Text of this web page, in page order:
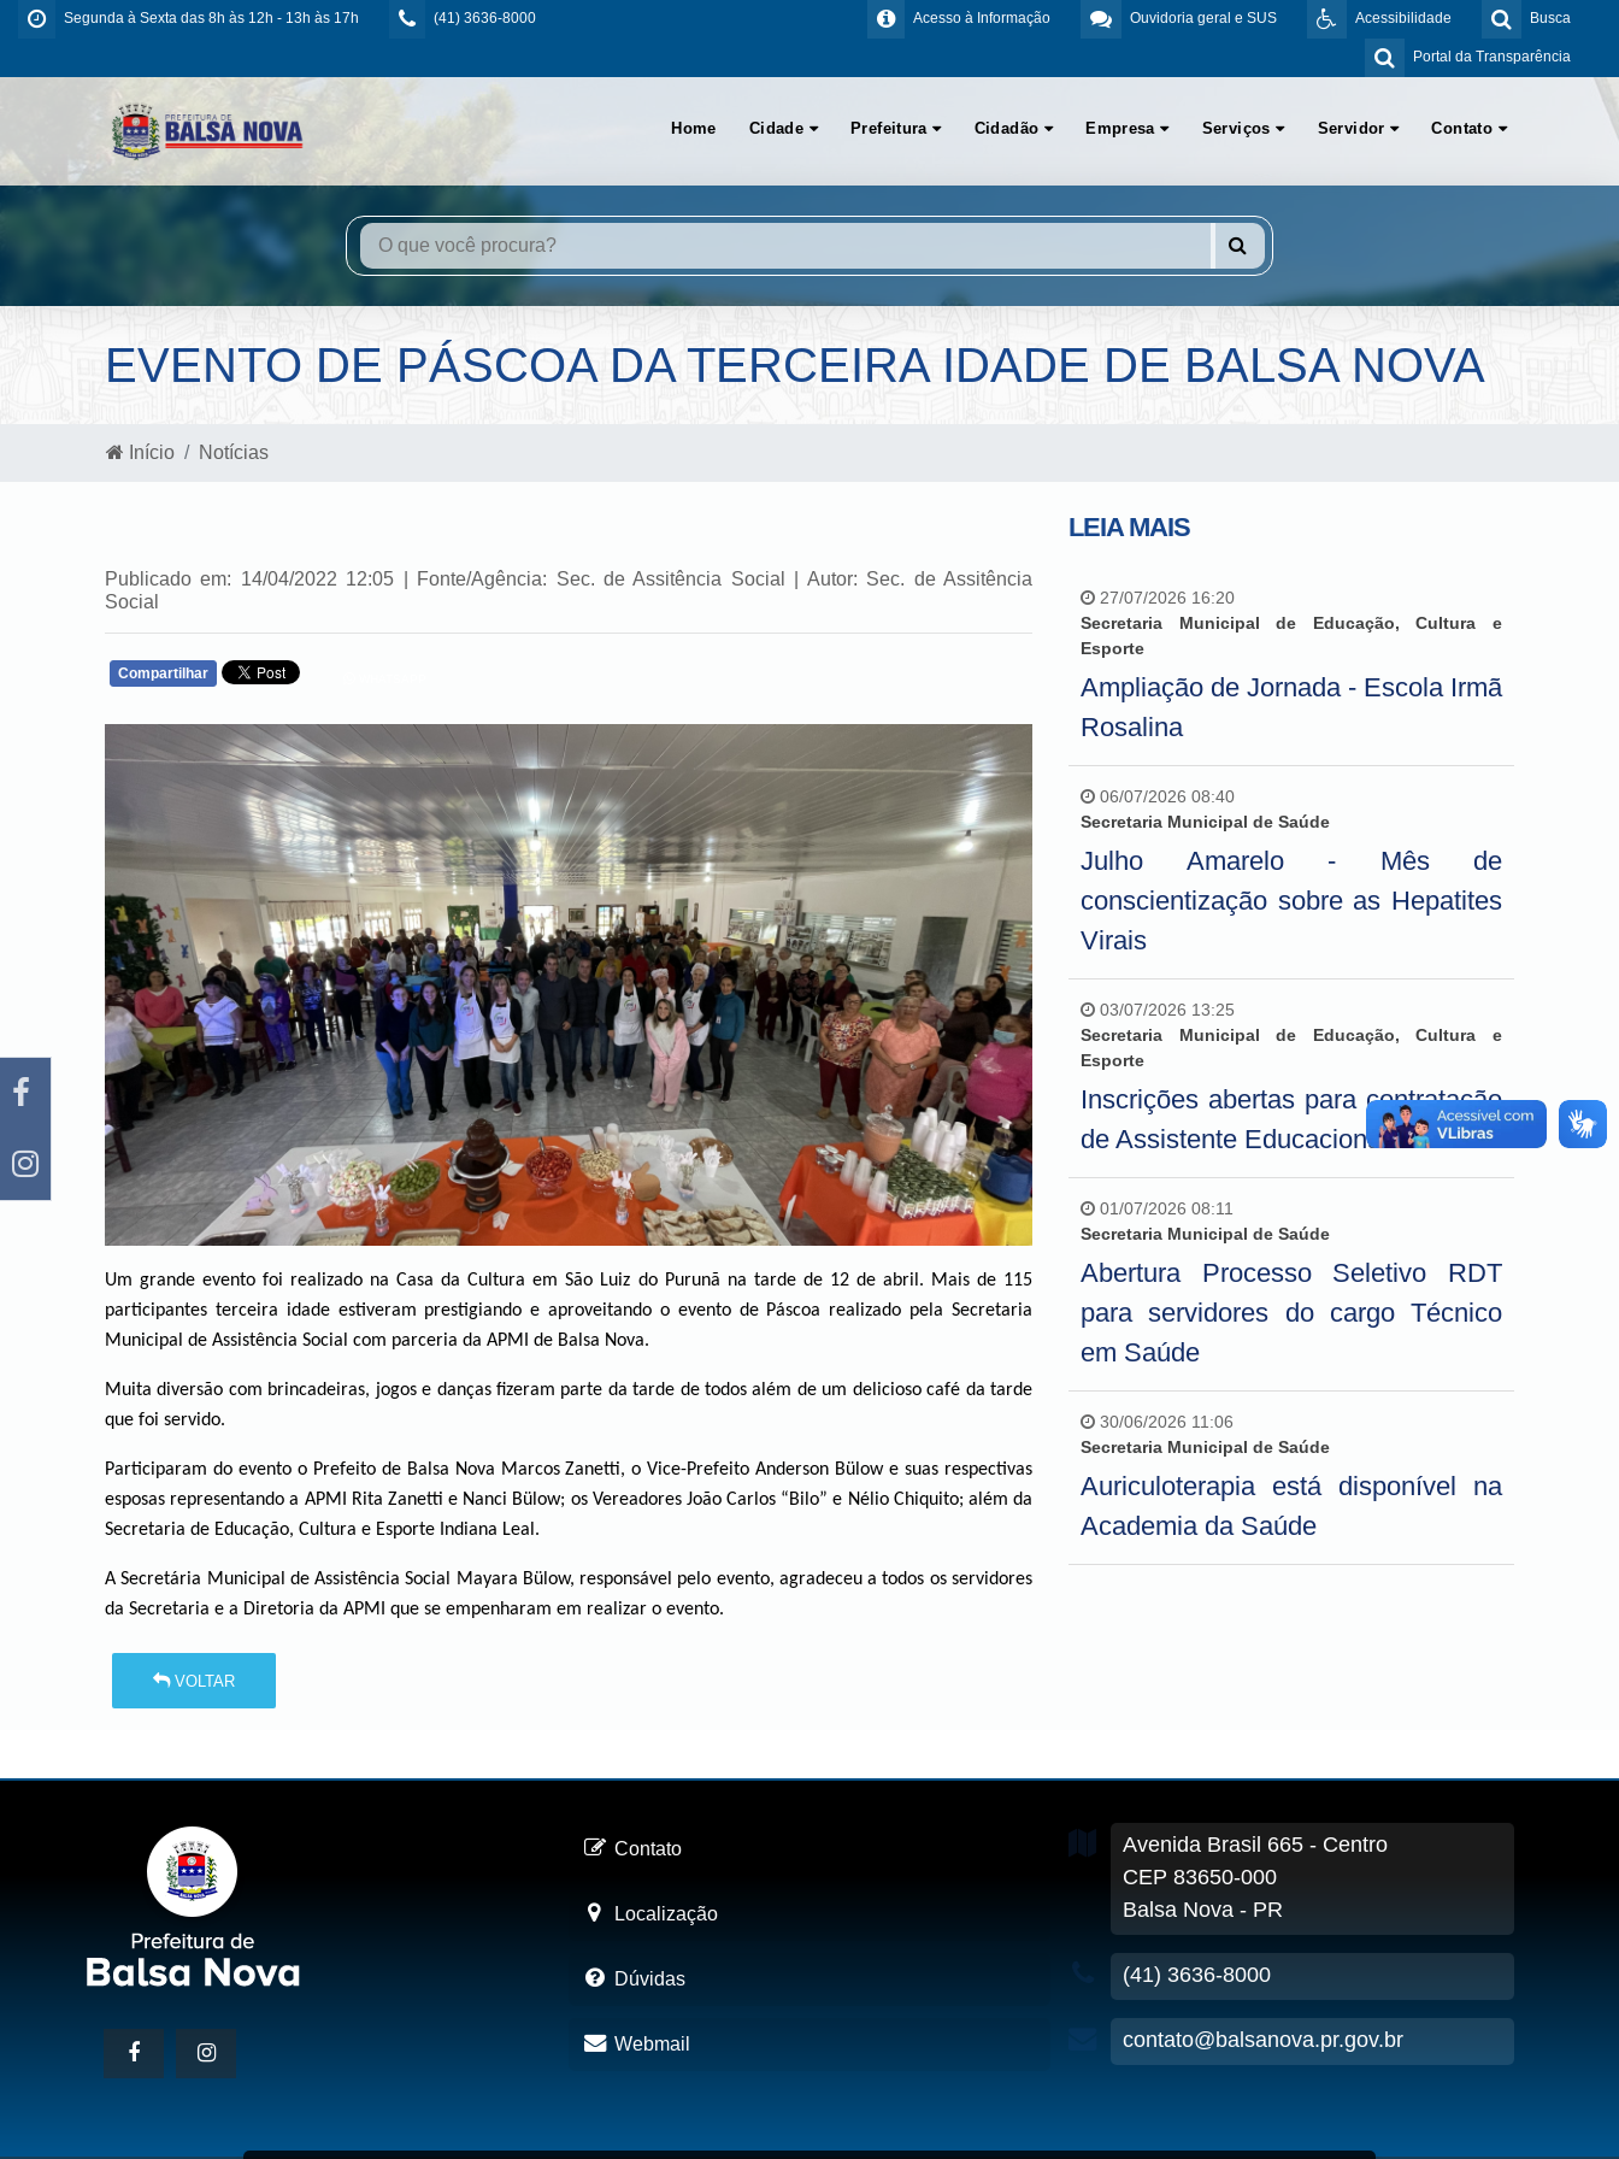
Segunda à Sexta das 8h às 12h - 13h às 17h (41) 3636-8000 Busca
Acessibilidade
Ouvidoria geral e SUS
Acesso à Informação
Portal da Transparência
Home Cidade Prefeitura Cidadão Empresa Serviços Servidor Contato
EVENTO DE PÁSCOA DA TERCEIRA IDADE DE BALSA NOVA
Início Notícias
Publicado em: 14/04/2022 12:05 | Fonte/Agência: Sec. de Assitência Social | Autor: Sec. de Assitência
Social
Compartilhar
Um grande evento foi realizado na Casa da Cultura em São Luiz do Purunã na tarde de 12 de abril. Mais de 115
participantes terceira idade estiveram prestigiando e aproveitando o evento de Páscoa realizado pela Secretaria
Municipal de Assistência Social com parceria da APMI de Balsa Nova.
Muita diversão com brincadeiras, jogos e danças fizeram parte da tarde de todos além de um delicioso café da tarde
que foi servido.
Participaram do evento o Prefeito de Balsa Nova Marcos Zanetti, o Vice-Prefeito Anderson Bülow e suas respectivas
esposas representando a APMI Rita Zanetti e Nanci Bülow; os Vereadores João Carlos “Bilo” e Nélio Chiquito; além da
Secretaria de Educação, Cultura e Esporte Indiana Leal.
A Secretária Municipal de Assistência Social Mayara Bülow, responsável pelo evento, agradeceu a todos os servidores
da Secretaria e a Diretoria da APMI que se empenharam em realizar o evento.
VOLTAR
LEIA MAIS
27/07/2026 16:20
Secretaria Municipal de Educação, Cultura e
Esporte
Ampliação de Jornada - Escola Irmã
Rosalina
06/07/2026 08:40
Secretaria Municipal de Saúde
Julho Amarelo - Mês de
conscientização sobre as Hepatites
Virais
03/07/2026 13:25
Secretaria Municipal de Educação, Cultura e
Esporte
Inscrições abertas para contratação
de Assistente Educacional
01/07/2026 08:11
Secretaria Municipal de Saúde
Abertura Processo Seletivo RDT
para servidores do cargo Técnico
em Saúde
30/06/2026 11:06
Secretaria Municipal de Saúde
Auriculoterapia está disponível na
Academia da Saúde
Contato
Localização
Dúvidas
Webmail
Avenida Brasil 665 - Centro
CEP 83650-000
Balsa Nova - PR
(41) 3636-8000
contato@balsanova.pr.gov.br